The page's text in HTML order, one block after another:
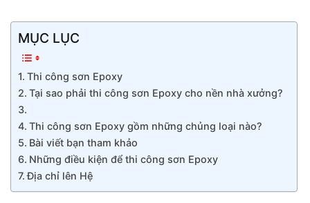
MỤC LỤC
Thi công sơn Epoxy
Tại sao phải thi công sơn Epoxy cho nền nhà xưởng?
Thi công sơn Epoxy gồm những chủng loại nào?
Bài viết bạn tham khảo
Những điều kiện để thi công sơn Epoxy
Địa chỉ lên Hệ